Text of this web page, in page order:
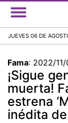
JUEVES 06 DE
Fama: 2022/
¡Sigue
muerta!
estrena
inédita